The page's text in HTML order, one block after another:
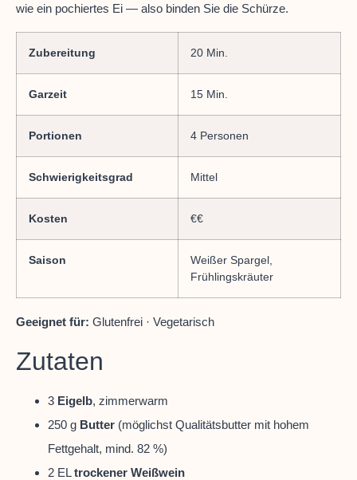
wie ein pochiertes Ei — also binden Sie die Schürze.
Zubereitung 20 Min.
Garzeit 15 Min.
Portionen 4 Personen
Schwierigkeitsgrad Mittel
Kosten €€
Saison
Weißer Spargel,
Frühlingskräuter
Geeignet für: Glutenfrei · Vegetarisch
Zutaten
3 Eigelb, zimmerwarm
250 g Butter (möglichst Qualitätsbutter mit hohem
Fettgehalt, mind. 82 %)
2 ELtrockener Weißwein